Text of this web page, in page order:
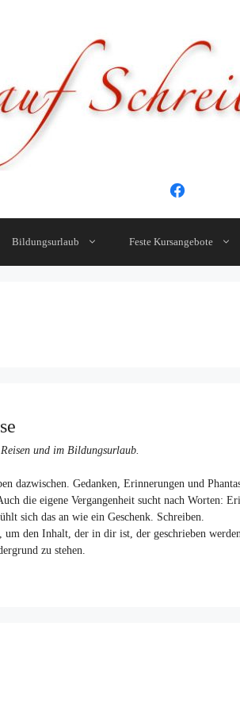
Bildungsurlaub Feste Kursangebote
und im Bildungsurlaub.
dazwischen. Gedanken, Erinnerungen und
die eigene Vergangenheit sucht nach Worten:
sich das an wie ein Geschenk. Schreiben.
um den Inhalt, der in dir ist, der geschrieben
zu stehen.